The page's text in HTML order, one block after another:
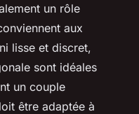
un rôle
aux
lisse et discret,
sont idéales
un couple
être adaptée à